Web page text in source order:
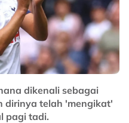
dikenali sebagai
dirinya telah 'mengikat'
pagi tadi.